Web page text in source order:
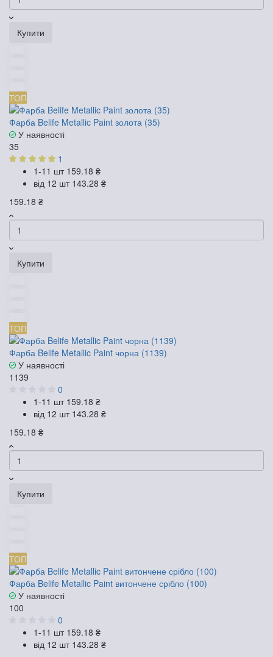
Купити
ТОП
Фарба Belife Metallic Paint золота (35)
У наявності
35
1
1-11 шт 159.18 ₴
від 12 шт 143.28 ₴
159.18 ₴
Купити
ТОП
Фарба Belife Metallic Paint чорна (1139)
У наявності
1139
0
1-11 шт 159.18 ₴
від 12 шт 143.28 ₴
159.18 ₴
Купити
ТОП
Фарба Belife Metallic Paint витончене срібло (100)
У наявності
100
0
1-11 шт 159.18 ₴
від 12 шт 143.28 ₴